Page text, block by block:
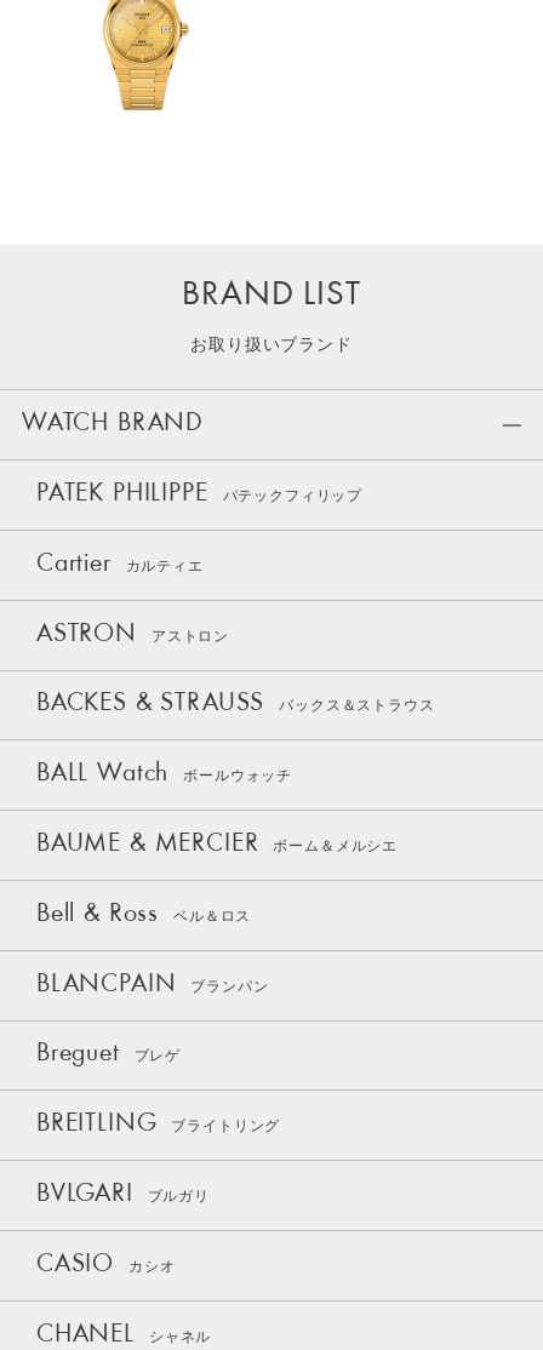
BRAND LIST
お取り扱いブランド
WATCH BRAND
PATEK PHILIPPE パテックフィリップ
Cartier カルティエ
ASTRON アストロン
BACKES & STRAUSS バックス＆ストラウス
BALL Watch ボールウォッチ
BAUME & MERCIER ボーム＆メルシエ
Bell & Ross ベル＆ロス
BLANCPAIN ブランパン
Breguet ブレゲ
BREITLING ブライトリング
BVLGARI ブルガリ
CASIO カシオ
CHANEL シャネル